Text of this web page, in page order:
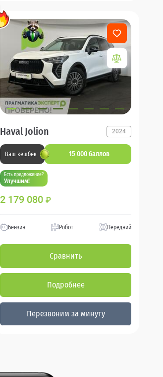
Haval Jolion 2024
Ваш кешбек 15 000 баллов
Есть предложение?
Улучшим!
2 179 080 ₽
Бензин Робот Передний
Сравнить
Подробнее
Перезвоним за минуту